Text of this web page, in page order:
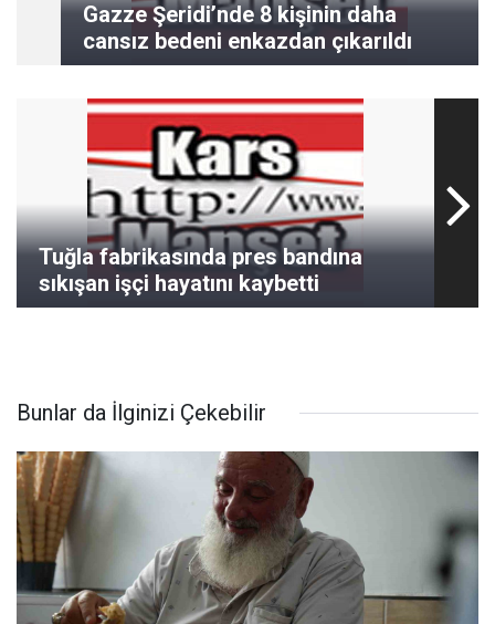
Gazze Şeridi’nde 8 kişinin daha
cansız bedeni enkazdan çıkarıldı
Tuğla fabrikasında pres bandına
sıkışan işçi hayatını kaybetti
Bunlar da İlginizi Çekebilir